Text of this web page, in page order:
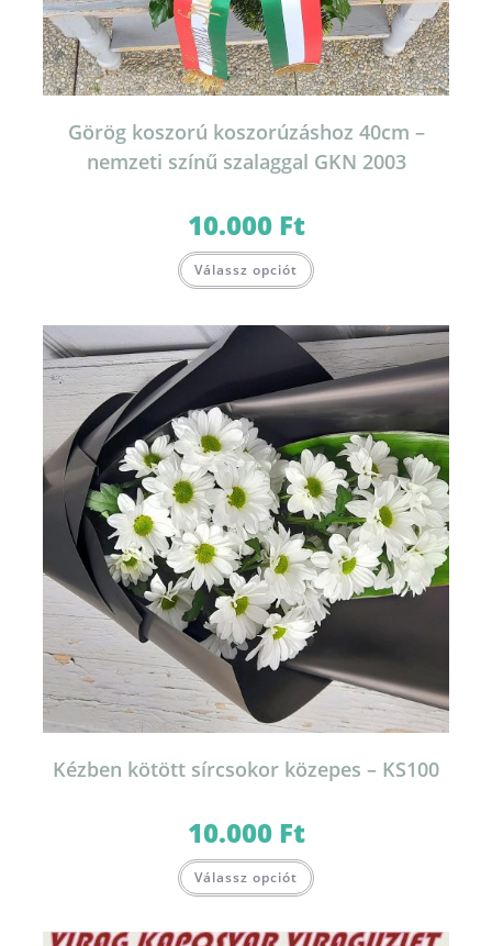
Görög koszorú koszorúzáshoz 40cm –
nemzeti színű szalaggal GKN 2003
10.000 Ft
Válassz opciót
Kézben kötött sírcsokor közepes – KS100
10.000 Ft
Válassz opciót